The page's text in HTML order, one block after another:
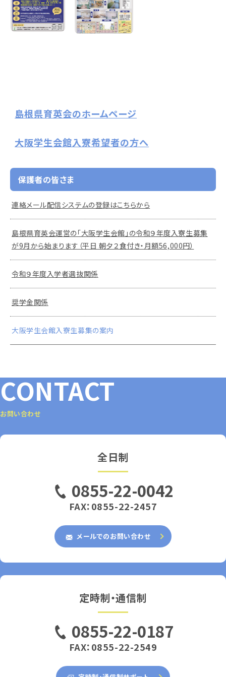
島根県育英会のホームページ
大阪学生会館入寮希望者の方へ
保護者の皆さま
連絡メール配信システムの登録はこちらから
島根県育英会運営の「大阪学生会館」の令和９年度入寮生募集
が9月から始まります（平日 朝夕２食付き・月額56,000円）
令和９年度入学者選抜関係
奨学金関係
大阪学生会館入寮生募集の案内
CONTACT
お問い合わせ
全日制
0855-22-0042
FAX：0855-22-2457
メールでのお問い合わせ
定時制・通信制
0855-22-0187
FAX：0855-22-2549